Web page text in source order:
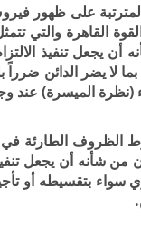
المترتبة على ظهور
من شروط القوة
يجعل تنفيذ
لا يضر الدائن ضرراً
(نظرة الميسرة) عند
من شأنه أن يجعل
سواء بتقسيطه أو